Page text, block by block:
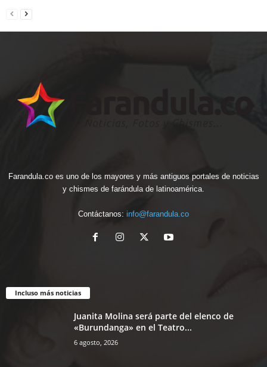
Farandula.co es uno de los mayores y más antiguos portales de noticias
y chismes de farándula de latinoamérica.
Contáctanos: info@farandula.co
Incluso más noticias
Juanita Molina será parte del elenco de
«Burundanga» en el Teatro...
6 agosto, 2026